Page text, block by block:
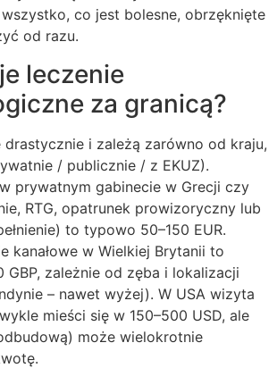
wszystko, co jest bolesne, obrzęknięte
od razu.
leczenie
za granicą?
drastycznie i zależą zarówno od kraju,
/ publicznie / z EKUZ).
prywatnym gabinecie w Grecji czy
RTG, opatrunek prowizoryczny lub
to typowo 50–150 EUR.
kanałowe w Wielkiej Brytanii to
GBP, zależnie od zęba i lokalizacji
– nawet wyżej). W USA wizyta
mieści się w 150–500 USD, ale
może wielokrotnie